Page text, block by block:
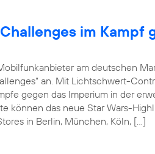
im Kampf
am deutschen
an. Mit Lichtschwert-
gegen das Imperium in der
können das neue Star Wars-
in Berlin, München, Köln, […]